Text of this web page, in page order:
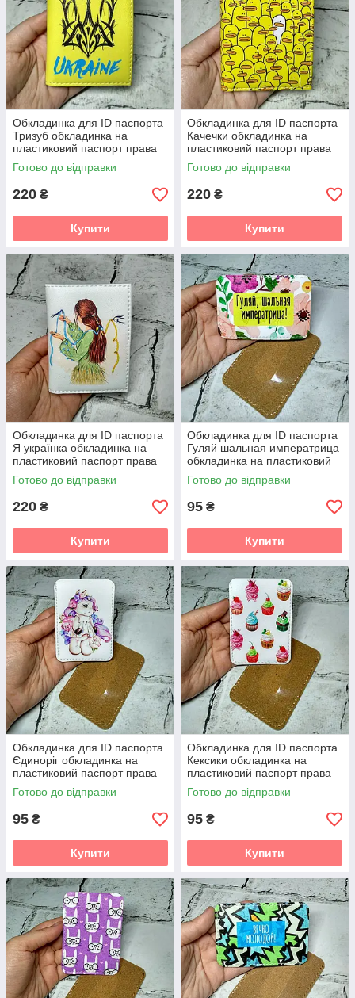
Обкладинка для ID паспорта
Тризуб обкладинка на
пластиковий паспорт права
Жовта 7,5х10 см (D-104)
Готово до відправки
220 ₴
Купити
Обкладинка для ID паспорта
Качечки обкладинка на
пластиковий паспорт права
Жовта 7,5х10 см (D-28)
Готово до відправки
220 ₴
Купити
Обкладинка для ID паспорта
Я українка обкладинка на
пластиковий паспорт права
Біла 7,5х10 см (D-107)
Готово до відправки
220 ₴
Купити
Обкладинка для ID паспорта
Гуляй шальная императрица
обкладинка на пластиковий
паспорт права 6,5х9,3 см (E-
01)
Готово до відправки
95 ₴
Купити
Обкладинка для ID паспорта
Єдиноріг обкладинка на
пластиковий паспорт права
6,5х9,3 см (E-27)
Готово до відправки
95 ₴
Купити
Обкладинка для ID паспорта
Кексики обкладинка на
пластиковий паспорт права
6,5х9,3 см (E-19)
Готово до відправки
95 ₴
Купити